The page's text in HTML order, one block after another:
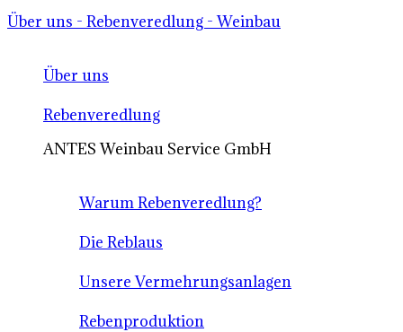
Über uns - Rebenveredlung - Weinbau
Über uns
Rebenveredlung
ANTES Weinbau Service GmbH
Warum Rebenveredlung?
Die Reblaus
Unsere Vermehrungsanlagen
Rebenproduktion